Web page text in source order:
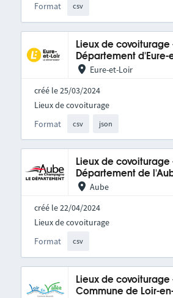
Format csv
Lieux de covoiturage
Département d'Eure-
Eure-et-Loir
créé le 25/03/2024
Format csv json
Lieux de covoiturage
Lieux de covoiturage
Département de
Aube
créé le 22/04/2024
Format csv
Lieux de covoiturage
Lieux de covoiturage
Commune de Loir-